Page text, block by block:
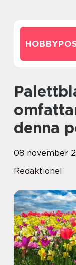
Palettblad Avatar: En
denna
08 november
Redaktionel